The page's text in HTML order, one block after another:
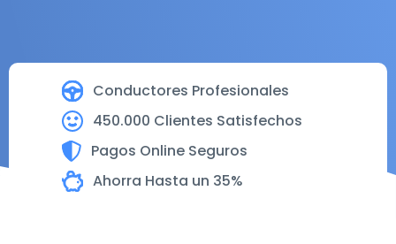
Conductores Profesionales
450.000 Clientes Satisfechos
Pagos Online Seguros
Ahorra Hasta un 35%